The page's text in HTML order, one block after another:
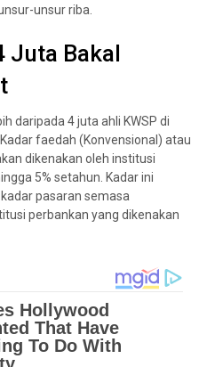
unsur riba.
Juta Bakal
daripada 4 juta ahli KWSP di
faedah (Konvensional) atau
dikenakan oleh institusi
5% setahun. Kadar ini
pasaran semasa
perbankan yang dikenakan